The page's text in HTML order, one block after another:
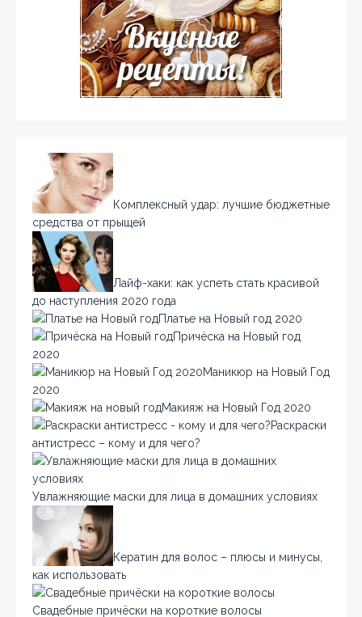
Комплексный удар: лучшие бюджетные
средства от прыщей
Лайф-хаки: как успеть стать красивой
до наступления 2020 года
Платье на Новый год 2020
Причёска на Новый год
2020
Маникюр на Новый Год
2020
Макияж на Новый Год 2020
Раскраски
антистресс – кому и для чего?
Увлажняющие маски для лица в домашних условиях
Кератин для волос – плюсы и минусы,
как использовать
Свадебные причёски на короткие волосы